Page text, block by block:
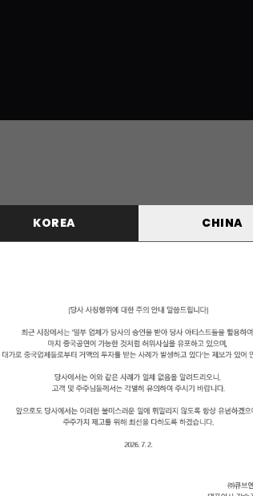
KOREA CHINA
ID/PW 찾기|회원가입